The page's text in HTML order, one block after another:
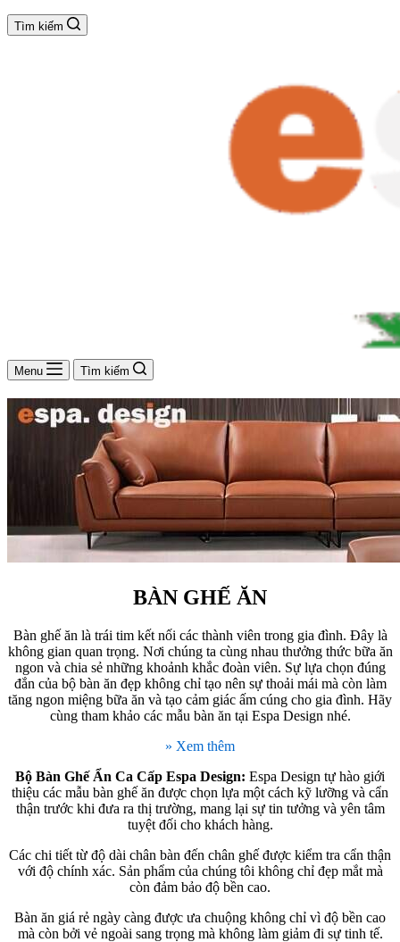
Tìm kiếm
Menu Tìm kiếm
BÀN GHẾ ĂN
Bàn ghế ăn là trái tim kết nối các thành viên trong gia đình. Đây là
không gian quan trọng. Nơi chúng ta cùng nhau thưởng thức bữa ăn
ngon và chia sẻ những khoảnh khắc đoàn viên. Sự lựa chọn đúng
đắn của bộ bàn ăn đẹp không chỉ tạo nên sự thoải mái mà còn làm
tăng ngon miệng bữa ăn và tạo cảm giác ấm cúng cho gia đình. Hãy
cùng tham khảo các mẫu bàn ăn tại Espa Design nhé.
» Xem thêm
Bộ Bàn Ghế Ẩn Ca Cấp Espa Design: Espa Design tự hào giới
thiệu các mẫu bàn ghế ăn được chọn lựa một cách kỹ lưỡng và cẩn
thận trước khi đưa ra thị trường, mang lại sự tin tưởng và yên tâm
tuyệt đối cho khách hàng.
Các chi tiết từ độ dài chân bàn đến chân ghế được kiểm tra cẩn thận
với độ chính xác. Sản phẩm của chúng tôi không chỉ đẹp mắt mà
còn đảm bảo độ bền cao.
Bàn ăn giá rẻ ngày càng được ưa chuộng không chỉ vì độ bền cao
mà còn bởi vẻ ngoài sang trọng mà không làm giảm đi sự tinh tế.